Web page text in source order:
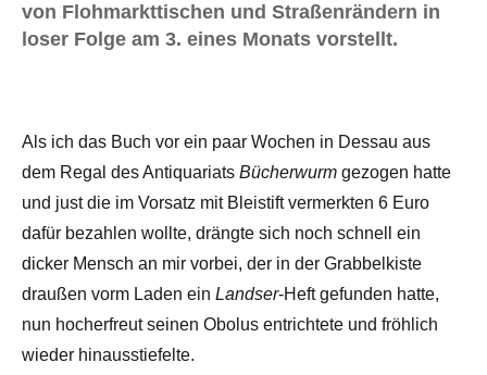
von Flohmarkttischen und Straßenrändern in
loser Folge am 3. eines Monats vorstellt.
Als ich das Buch vor ein paar Wochen in Dessau aus
dem Regal des Antiquariats Bücherwurm gezogen hatte
und just die im Vorsatz mit Bleistift vermerkten 6 Euro
dafür bezahlen wollte, drängte sich noch schnell ein
dicker Mensch an mir vorbei, der in der Grabbelkiste
draußen vorm Laden ein Landser-Heft gefunden hatte,
nun hocherfreut seinen Obolus entrichtete und fröhlich
wieder hinausstiefelte.